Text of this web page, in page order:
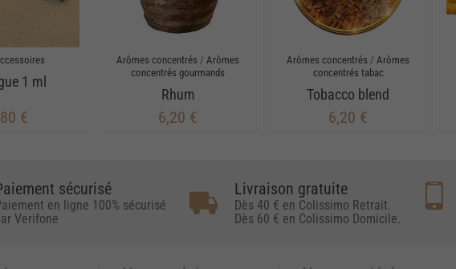
1 ml
€
Arômes concentrés /Arômes
concentrés gourmands
Rhum
6,20 €
Arômes concentrés /Arômes
concentrés tabac
Tobacco blend
6,20 €
sécurisé
en ligne 100% sécurisé
Verifone
Livraison gratuite
Dès 40 € en Colissimo Retrait.
Dès 60 € en Colissimo Domicile.